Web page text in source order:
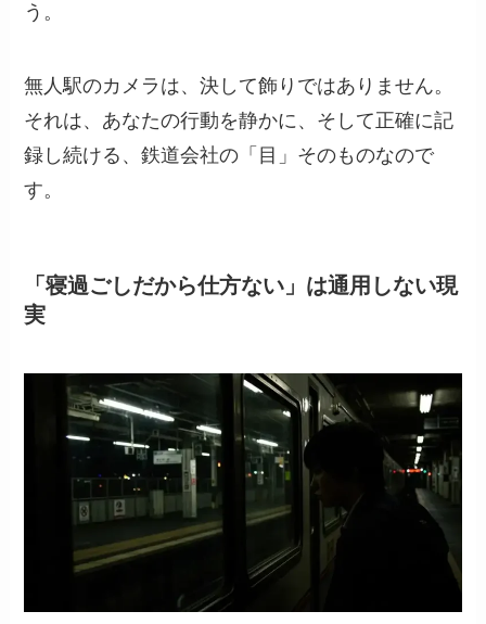
う。
無人駅のカメラは、決して飾りではありません。
それは、あなたの行動を静かに、そして正確に記
録し続ける、鉄道会社の「目」そのものなので
す。
「寝過ごしだから仕方ない」は通用しない現
実